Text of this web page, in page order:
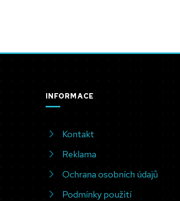
INFORMACE
Kontakt
Reklama
Ochrana osobních údajů
Podmínky použití